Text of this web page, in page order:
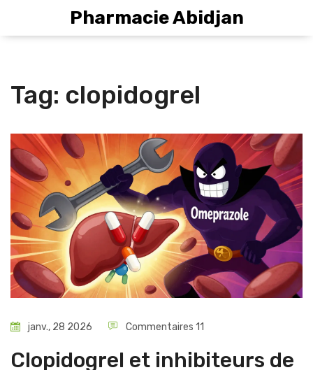
Pharmacie Abidjan
Tag: clopidogrel
janv., 28 2026 Commentaires 11
Clopidogrel et inhibiteurs de